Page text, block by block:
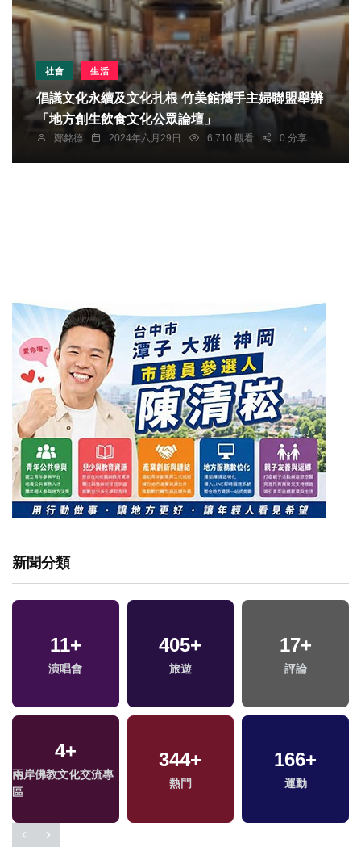
社會 生活
倡議文化永續及文化扎根 竹美館攜手主婦聯盟舉辦
「地方創生飲食文化公眾論壇」
鄭銘德 2024年六月29日 6,710 觀看 0 分享
新聞分類
11+
演唱會
405+
旅遊
17+
評論
4+
兩岸佛教文化交流專
區
344+
熱門
166+
運動